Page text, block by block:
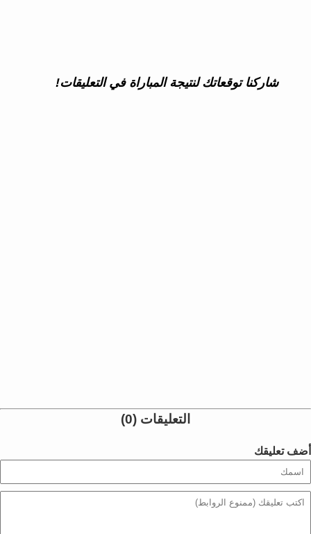
شاركنا توقعاتك لنتيجة المباراة في التعليقات!
التعليقات (0)
أضف تعليقك